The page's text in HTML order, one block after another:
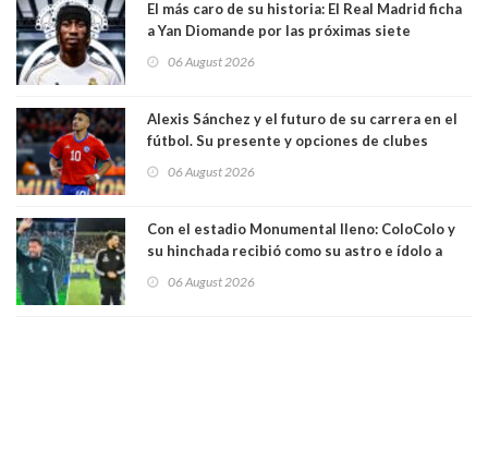
El más caro de su historia: El Real Madrid ficha
a Yan Diomande por las próximas siete
temporadas. 125 millones de dólares
06 August 2026
Alexis Sánchez y el futuro de su carrera en el
fútbol. Su presente y opciones de clubes
06 August 2026
Con el estadio Monumental lleno: ColoColo y
su hinchada recibió como su astro e ídolo a
Vozinha
06 August 2026